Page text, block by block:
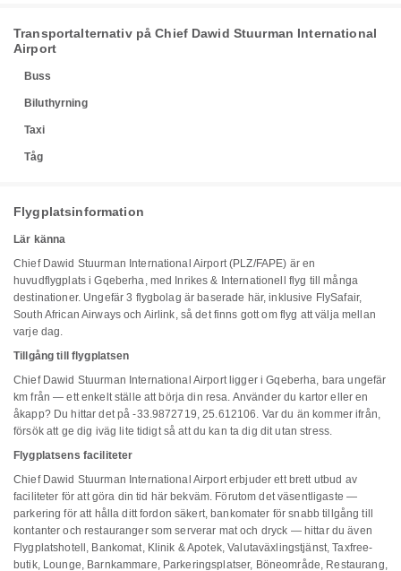
Transportalternativ på Chief Dawid Stuurman International
Airport
Buss
Biluthyrning
Taxi
Tåg
Flygplatsinformation
Lär känna
Chief Dawid Stuurman International Airport (PLZ/FAPE) är en
huvudflygplats i Gqeberha, med Inrikes & Internationell flyg till många
destinationer. Ungefär 3 flygbolag är baserade här, inklusive FlySafair,
South African Airways och Airlink, så det finns gott om flyg att välja mellan
varje dag.
Tillgång till flygplatsen
Chief Dawid Stuurman International Airport ligger i Gqeberha, bara ungefär
km från — ett enkelt ställe att börja din resa. Använder du kartor eller en
åkapp? Du hittar det på -33.9872719, 25.612106. Var du än kommer ifrån,
försök att ge dig iväg lite tidigt så att du kan ta dig dit utan stress.
Flygplatsens faciliteter
Chief Dawid Stuurman International Airport erbjuder ett brett utbud av
faciliteter för att göra din tid här bekväm. Förutom det väsentligaste —
parkering för att hålla ditt fordon säkert, bankomater för snabb tillgång till
kontanter och restauranger som serverar mat och dryck — hittar du även
Flygplatshotell, Bankomat, Klinik & Apotek, Valutaväxlingstjänst, Taxfree-
butik, Lounge, Barnkammare, Parkeringsplatser, Böneområde, Restaurang,